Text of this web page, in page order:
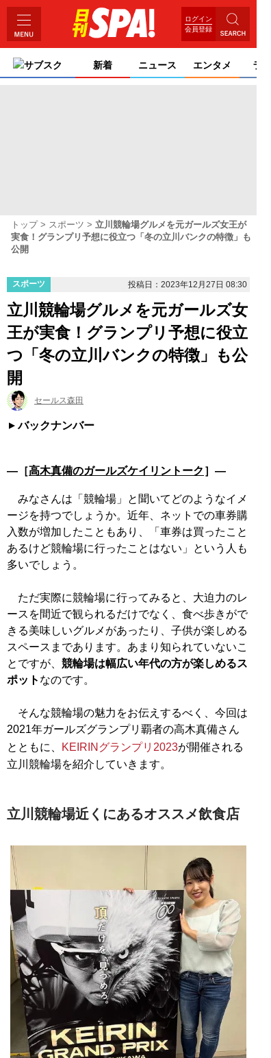
ログイン
会員登録
サブスク 新着 ニュース エンタメ ライ
トップ スポーツ
立川競輪場グルメを元ガールズ女王が
実食！グランプリ予想に役立つ「冬の立川バンクの特徴」も
公開
スポーツ 投稿日：2023年12月27日 08:30
立川競輪場グルメを元ガールズ女
王が実食！グランプリ予想に役立
つ「冬の立川バンクの特徴」も公
開
セールス森田
バックナンバー
―［高木真備のガールズケイリントーク ］―
みなさんは「競輪場」と聞いてどのようなイメ
ージを持つでしょうか。近年、ネットでの車券購
入数が増加したこともあり、「車券は買ったこと
あるけど競輪場に行ったことはない」という人も
多いでしょう。
ただ実際に競輪場に行ってみると、大迫力のレ
ースを間近で観られるだけでなく、食べ歩きがで
きる美味しいグルメがあったり、子供が楽しめる
スペースまであります。あまり知られていないこ
とですが、 競輪場は幅広い年代の方が楽しめるス
ポット なのです。
そんな競輪場の魅力をお伝えするべく、今回は
2021年ガールズグランプリ覇者の高木真備さん
とともに、
KEIRINグランプリ2023が開催される
立川競輪場を紹介していきます。
立川競輪場近くにあるオススメ飲食店